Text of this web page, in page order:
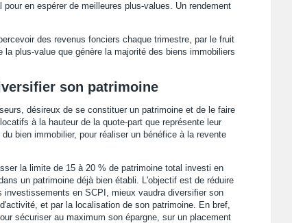
en espérer de meilleures plus-values. Un rendement
des revenus fonciers chaque trimestre, par le fruit
plus-value que génère la majorité des biens immobiliers
son patrimoine
désireux de se constituer un patrimoine et de le faire
à la hauteur de la quote-part que représente leur
bien immobilier, pour réaliser un bénéfice à la revente
la limite de 15 à 20 % de patrimoine total investi en
un patrimoine déjà bien établi. L'objectif est de réduire
en SCPI, mieux vaudra diversifier son
et par la localisation de son patrimoine. En bref,
sécuriser au maximum son épargne, sur un placement